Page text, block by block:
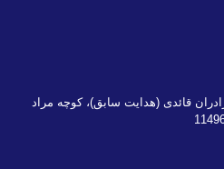
قائدی (هدایت سابق)، کوچه مراد